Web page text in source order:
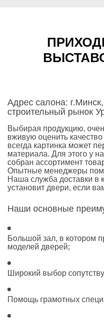
Адрес салона:
строительный рынок
Выбирая продукцию,
вживую оценить
всегда картинка может
материала. Для этого у
собран ассортимент
Опытные менеджеры
Наша служба доставки в
установит двери, если
Наши основные
Большой зал, в котором
моделей дверей;
Широкий выбор
Помощь грамотных